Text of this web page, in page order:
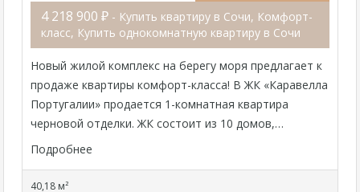
4 218 900 ₽ - Купить квартиру в Сочи, Комфорт-
класс, Купить однокомнатную квартиру в Сочи
Новый жилой комплекс на берегу моря предлагает к
продаже квартиры комфорт-класса! В ЖК «Каравелла
Португалии» продается 1-комнатная квартира
черновой отделки. ЖК состоит из 10 домов,…
Подробнее
40,18 м²